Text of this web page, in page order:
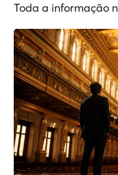
Toda a informação